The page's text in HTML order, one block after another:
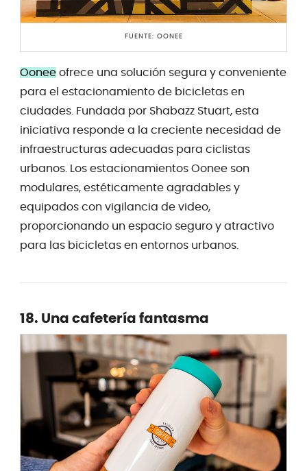
FUENTE: OONEE
Oonee ofrece una solución segura y conveniente
para el estacionamiento de bicicletas en
ciudades. Fundada por Shabazz Stuart, esta
iniciativa responde a la creciente necesidad de
infraestructuras adecuadas para ciclistas
urbanos. Los estacionamientos Oonee son
modulares, estéticamente agradables y
equipados con vigilancia de video,
proporcionando un espacio seguro y atractivo
para las bicicletas en entornos urbanos.
18. Una cafetería fantasma